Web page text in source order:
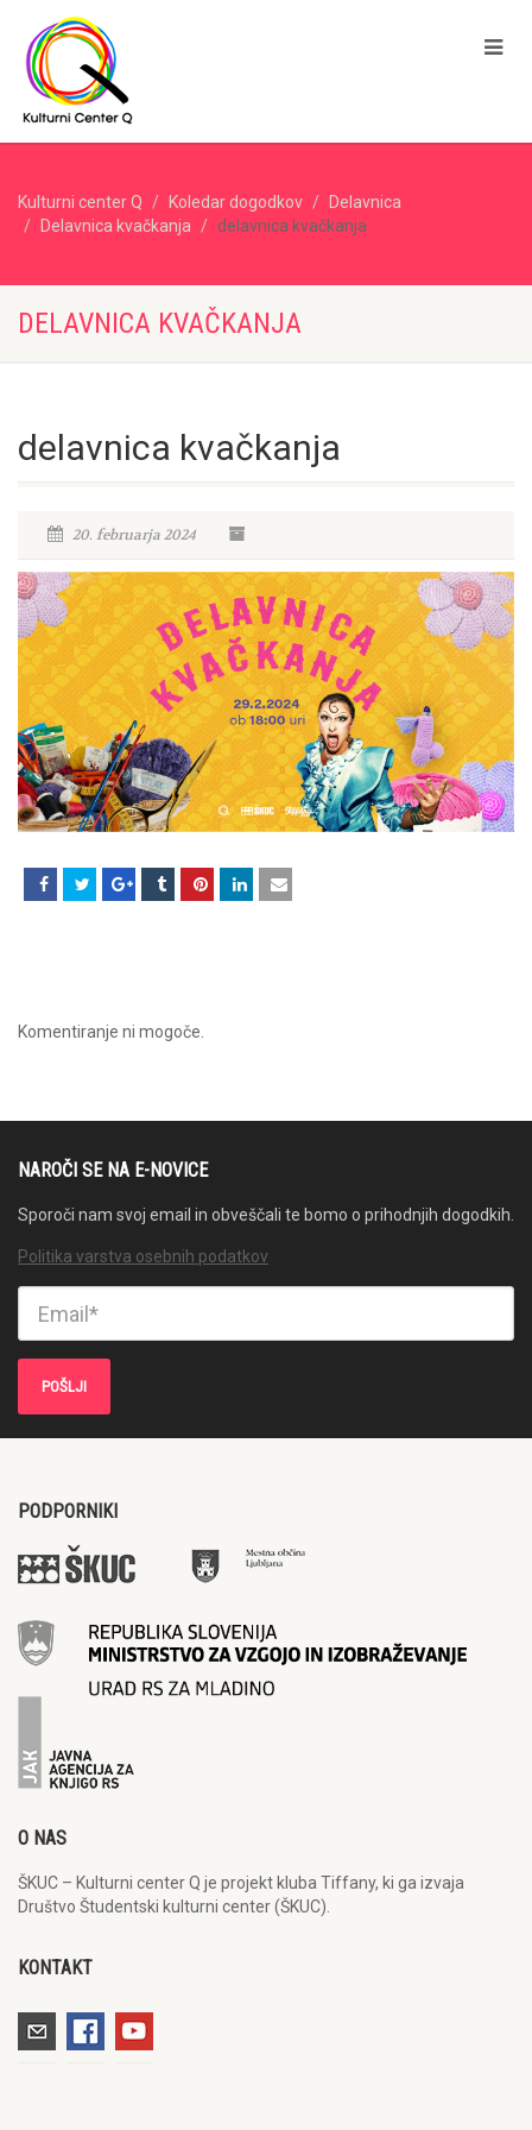
Kulturni center Q Koledar dogodkov
Delavnica
Delavnica kvačkanja
delavnica kvačkanja
DELAVNICA KVAČKANJA
delavnica kvačkanja
20. februarja 2024
Komentiranje ni mogoče.
NAROČI SE NA E-NOVICE
Sporoči nam svoj email in obveščali te bomo o prihodnjih dogodkih.
Politika varstva osebnih podatkov
PODPORNIKI
O NAS
ŠKUC – Kulturni center Q je projekt kluba Tiffany, ki ga izvaja
Društvo Študentski kulturni center (ŠKUC).
KONTAKT